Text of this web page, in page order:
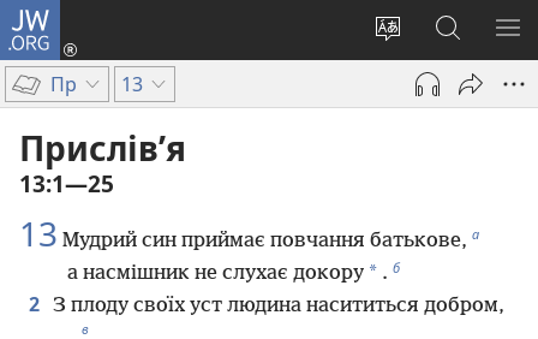
JW.ORG
Змінити
мову
сайту
Увійти
(відкривається
новому
Пошук
на
сайті
Пр 13
Прислів’я
13:1—25
13 Мудрий син приймає повчання батькове, а
а насмішник не слухає докору * . б
2 З плоду своїх уст людина насититься добром,
в